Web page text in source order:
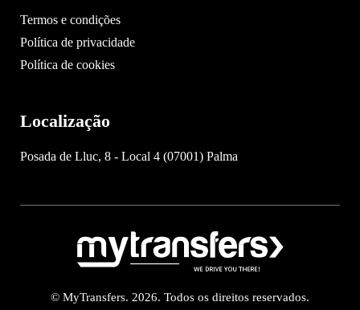
Termos e condições
Política de privacidade
Política de cookies
Localização
Posada de Lluc, 8 - Local 4 (07001) Palma
© MyTransfers. 2026. Todos os direitos reservados.